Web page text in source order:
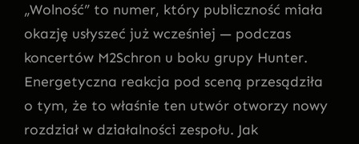
„Wolność” to numer, który publiczność miała
okazję usłyszeć już wcześniej — podczas
koncertów M2Schron u boku grupy Hunter.
Energetyczna reakcja pod sceną przesądziła
o tym, że to właśnie ten utwór otworzy nowy
rozdział w działalności zespołu. Jak